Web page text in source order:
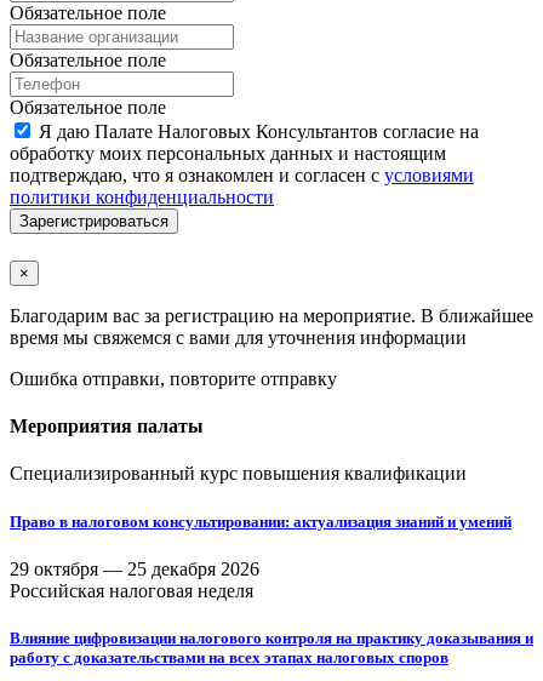
Обязательное поле
Обязательное поле
Обязательное поле
Я даю Палате Налоговых Консультантов согласие на
обработку моих персональных данных и настоящим
подтверждаю, что я ознакомлен и согласен с условиями
политики конфиденциальности
Зарегистрироваться
×
Благодарим вас за регистрацию на мероприятие. В ближайшее
время мы свяжемся с вами для уточнения информации
Ошибка отправки, повторите отправку
Мероприятия палаты
Специализированный курс повышения квалификации
Право в налоговом консультировании: актуализация знаний и умений
29 октября — 25 декабря 2026
Российская налоговая неделя
Влияние цифровизации налогового контроля на практику доказывания и
работу с доказательствами на всех этапах налоговых споров